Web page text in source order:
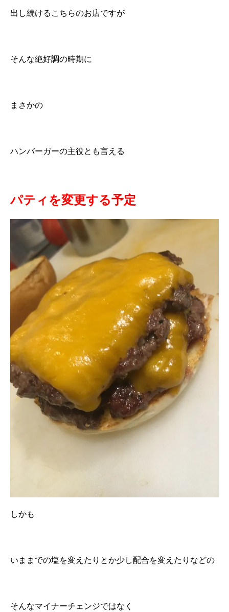
出し続けるこちらのお店ですが
そんな絶好調の時期に
まさかの
ハンバーガーの主役とも言える
パティを変更する予定
しかも
いままでの塩を変えたりとか少し配合を変えたりなどの
そんなマイナーチェンジではなく